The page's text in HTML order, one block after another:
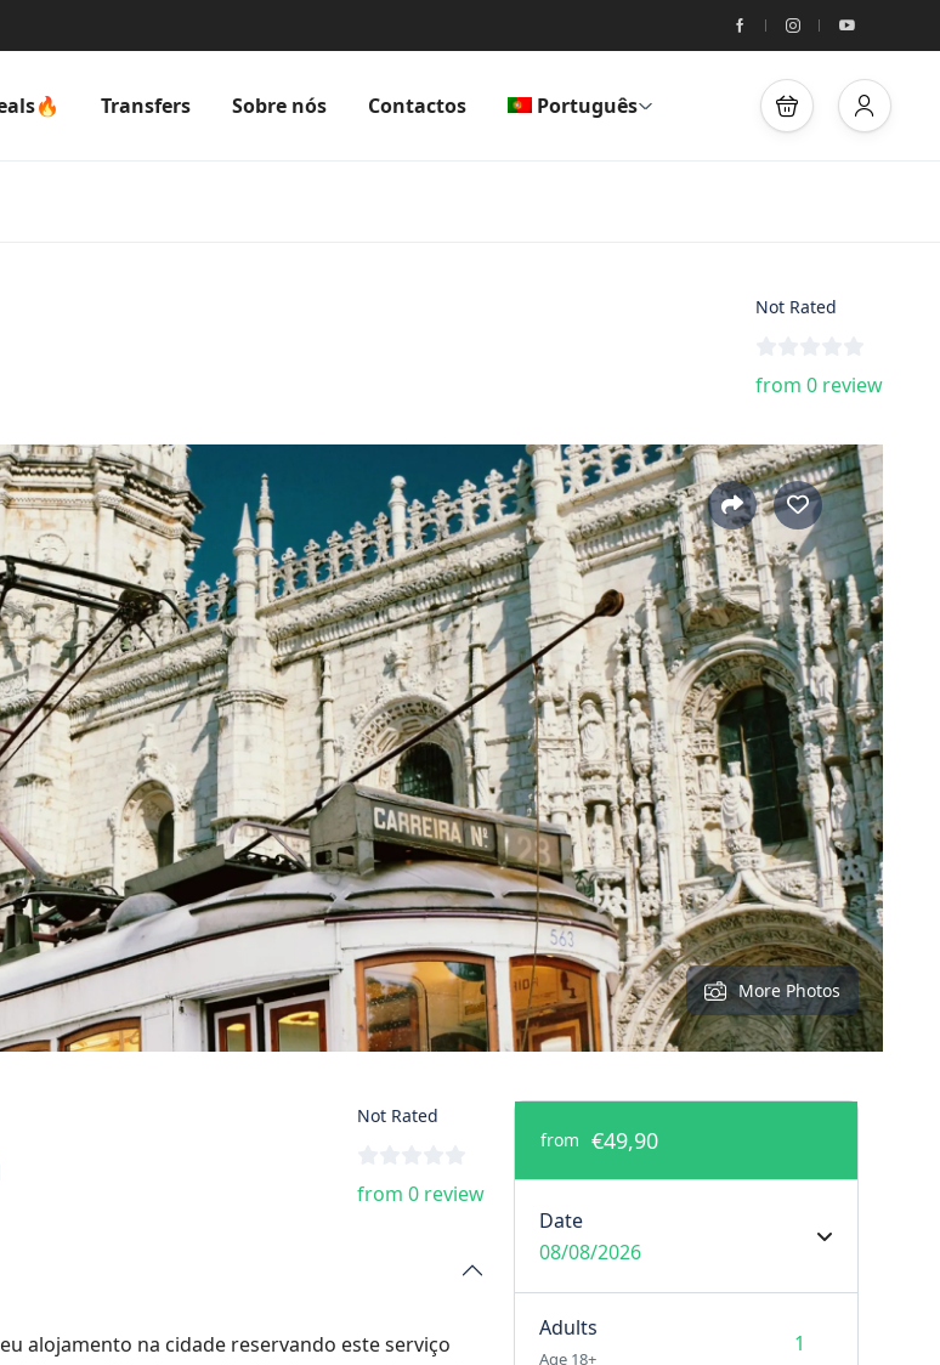
Transfers Sobre nós Contactos Português
Not Rated
from 0 review
More Photos
Not Rated
from 0 review
alojamento na cidade reservando este serviço
from €49,90
Date
08/08/2026
Adults
Age 18+